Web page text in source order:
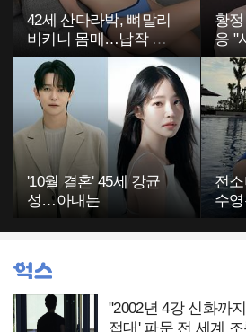
42세 산다라박, 뼈말리
비키니 몸매…납작 복
부에 깜짝
황
응 "
고
'10월 결혼' 45세 강균
성…아내는
전
수
"2002년 4강 신화까
접대' 파문 전 세계